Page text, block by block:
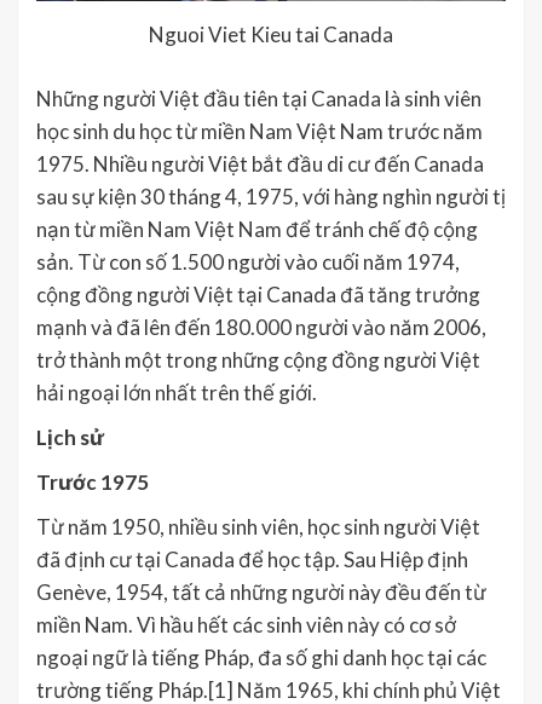
Nguoi Viet Kieu tai Canada
Những người Việt đầu tiên tại Canada là sinh viên
học sinh du học từ miền Nam Việt Nam trước năm
1975. Nhiều người Việt bắt đầu di cư đến Canada
sau sự kiện 30 tháng 4, 1975, với hàng nghìn người tị
nạn từ miền Nam Việt Nam để tránh chế độ cộng
sản. Từ con số 1.500 người vào cuối năm 1974,
cộng đồng người Việt tại Canada đã tăng trưởng
mạnh và đã lên đến 180.000 người vào năm 2006,
trở thành một trong những cộng đồng người Việt
hải ngoại lớn nhất trên thế giới.
Lịch sử
Trước 1975
Từ năm 1950, nhiều sinh viên, học sinh người Việt
đã định cư tại Canada để học tập. Sau Hiệp định
Genève, 1954, tất cả những người này đều đến từ
miền Nam. Vì hầu hết các sinh viên này có cơ sở
ngoại ngữ là tiếng Pháp, đa số ghi danh học tại các
trường tiếng Pháp.[1] Năm 1965, khi chính phủ Việt